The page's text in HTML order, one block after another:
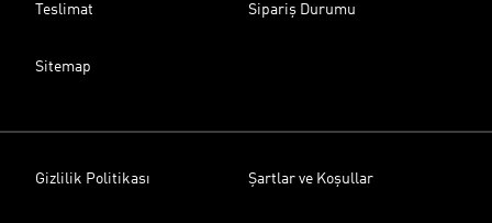
Teslimat Sipariş Durumu
Sitemap
Gizlilik Politikası Şartlar ve Koşullar